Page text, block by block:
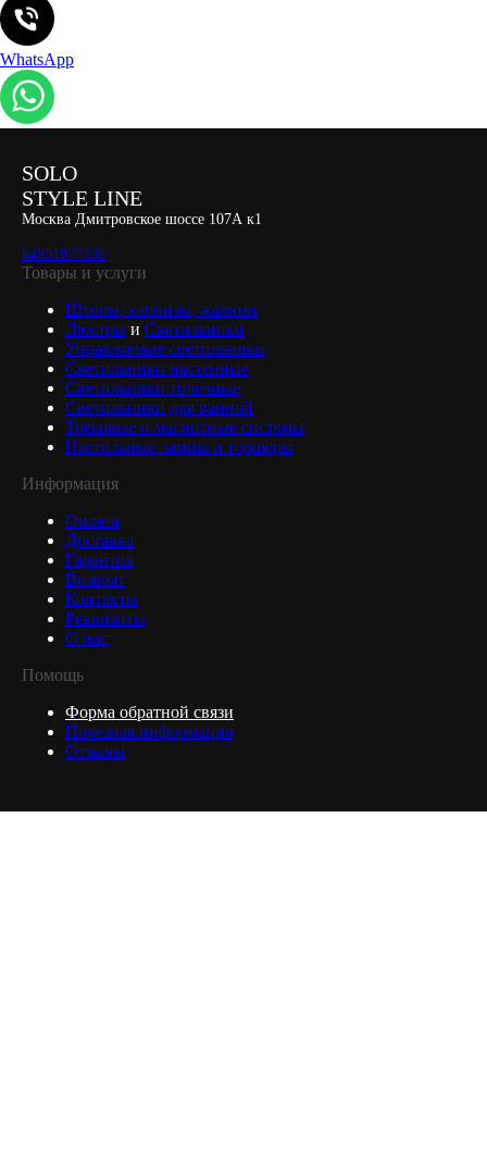
WhatsApp
SOLO
STYLE LINE
Москва Дмитровское шоссе 107А к1
84951977330
Товары и услуги
Шторы, карнизы, жалюзи
Люстры и Светильники
Управляемые светильники
Светильники настенные
Светильники точечные
Светильники для ванной
Трековые и магнитные системы
Настольные лампы и торшеры
Информация
Оплата
Доставка
Гарантия
Возврат
Контакты
Реквизиты
О нас
Помощь
Форма обратной связи
Полезная информация
Отзывы